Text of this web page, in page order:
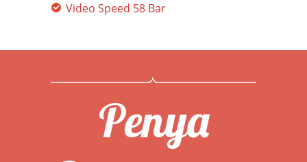
Video Speed 58 Bar
Penya